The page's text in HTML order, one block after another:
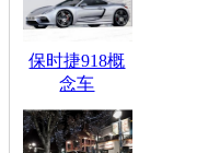
保时捷918概
念车